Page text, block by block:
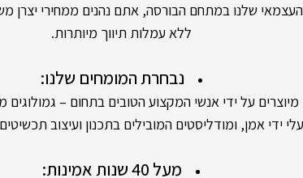
שלנו במתחם הבורסה, אתם נהנים ממחירי יצרן
ללא עמלות תיווך מיותרות.
נבחרת המומחים שלנו:
על ידי אנשי המקצוע הטובים בתחום – גמולוגים
ידי אמן, ומודליסטים המובילים בתכנון ועיצוב
מעל 40 שנות אמינות: